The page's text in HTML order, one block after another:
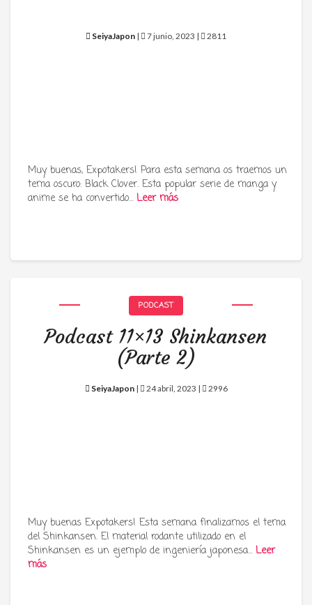
SeiyaJapon | 7 junio, 2023 | 2811
Muy buenas, Expotakers! Para esta semana os traemos un
tema oscuro: Black Clover. Esta popular serie de manga y
anime se ha convertido… Leer más
PODCAST
Podcast 11×13 Shinkansen
(Parte 2)
SeiyaJapon| 24 abril, 2023 | 2996
Muy buenas Expotakers! Esta semana finalizamos el tema
del Shinkansen. El material rodante utilizado en el
Shinkansen es un ejemplo de ingeniería japonesa… Leer
más